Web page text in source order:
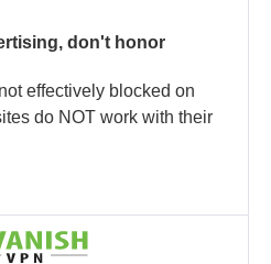
don't honor
effectively blocked on
do NOT work with their